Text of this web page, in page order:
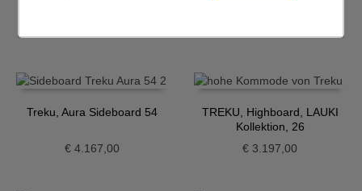
Treku, Aura Sideboard 54
€4.167,00
TREKU, Highboard, LAUKI
Kollektion, 26
€ 3.197,00